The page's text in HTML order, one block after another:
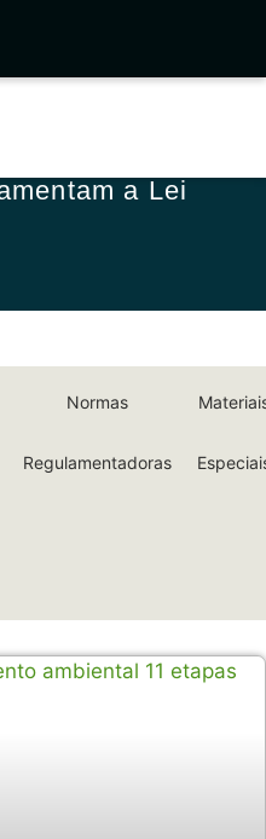
a Lei
Normas
Regulamentadoras